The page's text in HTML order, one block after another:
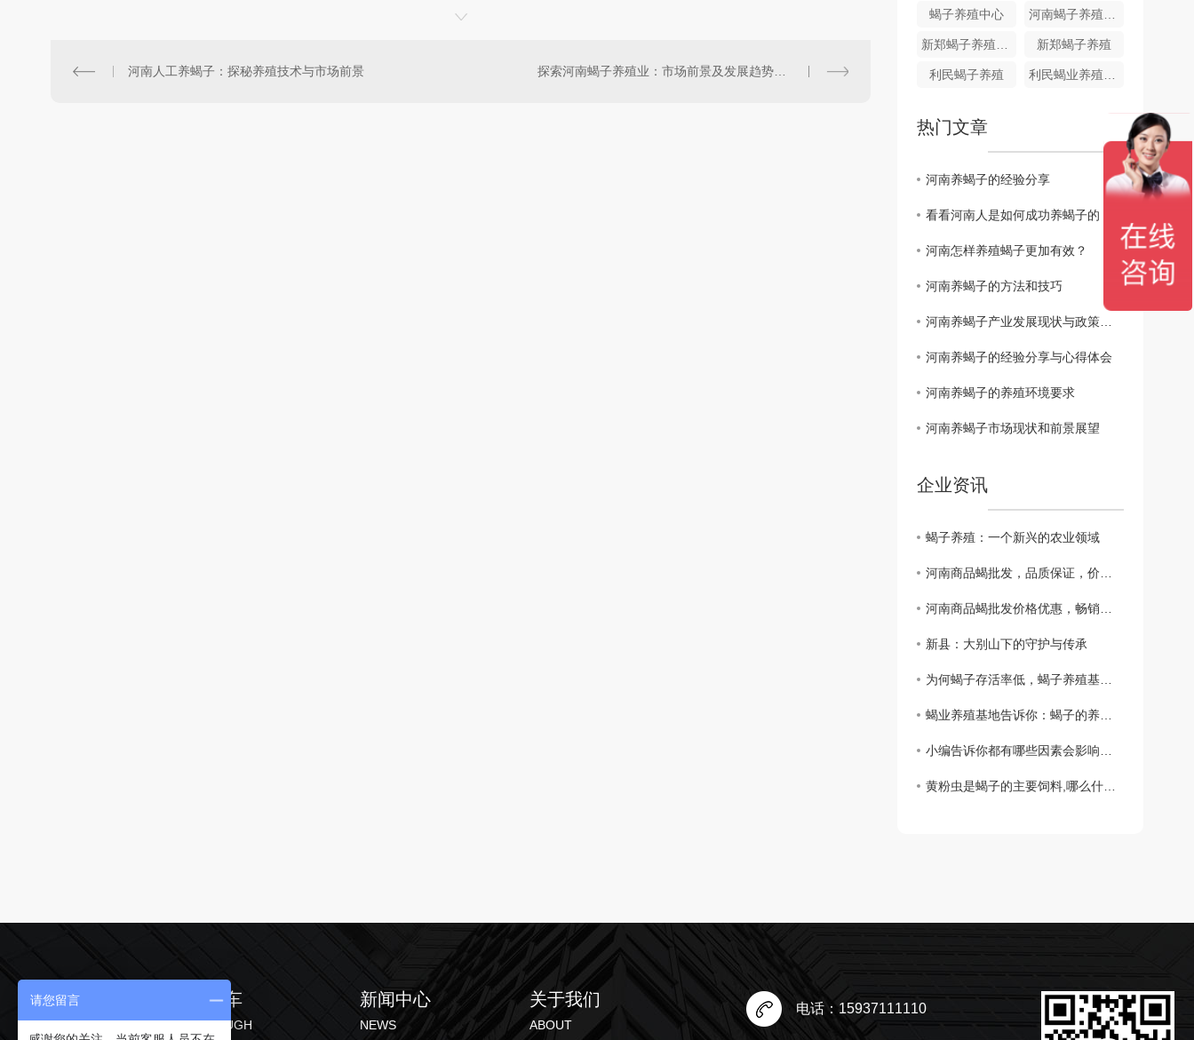
河南人工养蝎子：探秘养殖技术与市场前景 探索河南蝎子养殖业：市场前景及发展趋势分析
蝎子养殖中心 河南蝎子养殖中心
新郑蝎子养殖厂家 新郑蝎子养殖
利民蝎子养殖 利民蝎业养殖专业合作社
热门文章
河南养蝎子的经验分享
看看河南人是如何成功养蝎子的
河南怎样养殖蝎子更加有效？
河南养蝎子的方法和技巧
河南养蝎子产业发展现状与政策解读
河南养蝎子的经验分享与心得体会
河南养蝎子的养殖环境要求
河南养蝎子市场现状和前景展望
企业资讯
蝎子养殖：一个新兴的农业领域
河南商品蝎批发，品质保证，价格实惠！
河南商品蝎批发价格优惠，畅销全国！
新县：大别山下的守护与传承
为何蝎子存活率低，蝎子养殖基地告诉你
蝎业养殖基地告诉你：蝎子的养殖步骤
小编告诉你都有哪些因素会影响到孕蝎出现流产和死胎
黄粉虫是蝎子的主要饲料,哪么什么是黄粉虫主要的食物呢？
产品中心
PRODUCT
直通车
THROUGH
新闻中心
NEWS
关于我们
ABOUT
电话：15937111110
请您留言